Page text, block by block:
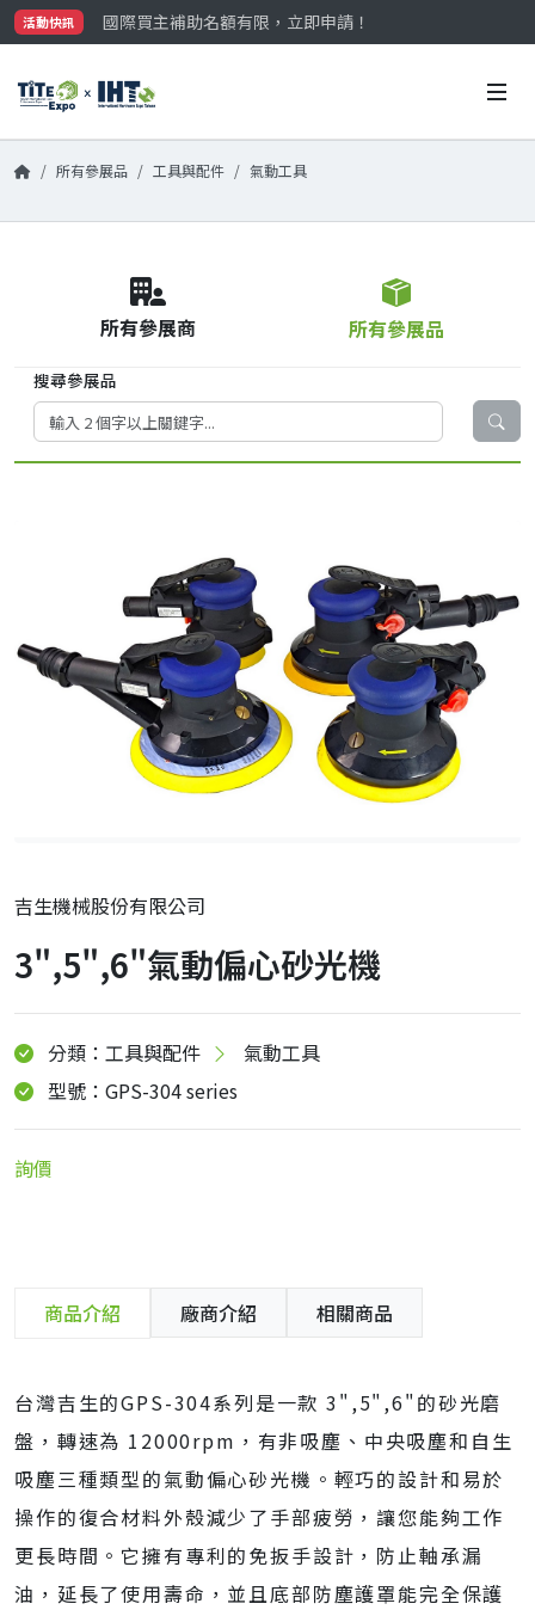
活動快訊
國際買主補助名額有限，立即申請！
參觀門票開放申請中‼️
國際買主補助名額有限，立即申請！
所有參展品 工具與配件 氣動工具
所有參展商 所有參展品
搜尋參展品
吉生機械股份有限公司
3",5",6"氣動偏心砂光機
分類：工具與配件
氣動工具
型號：GPS-304 series
詢價
商品介紹 廠商介紹 相關商品
台灣吉生的GPS-304系列是一款 3",5",6"的砂光磨
盤，轉速為 12000rpm，有非吸塵、中央吸塵和自生
吸塵三種類型的氣動偏心砂光機。輕巧的設計和易於
操作的復合材料外殼減少了手部疲勞，讓您能夠工作
更長時間。它擁有專利的免扳手設計，防止軸承漏
油，延長了使用壽命，並且底部防塵護罩能完全保護